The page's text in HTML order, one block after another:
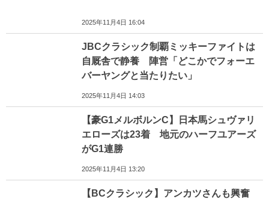
2025年11月4日 16:04
JBCクラシック制覇ミッキーファイトは
自厩舎で静養 陣営「どこかでフォーエ
バーヤングと当たりたい」
2025年11月4日 14:03
【豪G1メルボルンC】日本馬シュヴァリ
エローズは23着 地元のハーフユアーズ
がG1連勝
2025年11月4日 13:20
【BCクラシック】アンカツさんも興奮